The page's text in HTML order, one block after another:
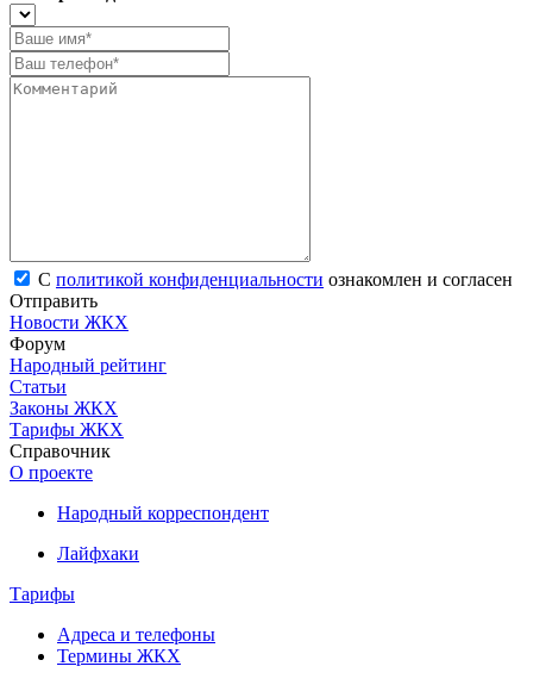
С политикой конфиденциальности ознакомлен и согласен
Отправить
Новости ЖКХ
Форум
Народный рейтинг
Статьи
Законы ЖКХ
Тарифы ЖКХ
Справочник
О проекте
Народный корреспондент
Лайфхаки
Тарифы
Адреса и телефоны
Термины ЖКХ